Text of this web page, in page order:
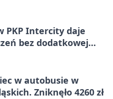
PKP Intercity daje
bez dodatkowej
w autobusie w
Zniknęło 4260 zł